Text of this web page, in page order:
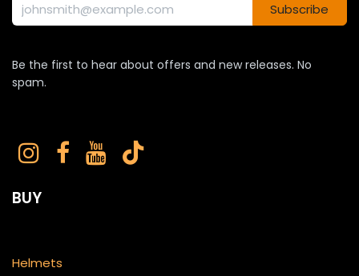
Subscribe
Be the first to hear about offers and new releases. No
spam.
BUY
Helmets